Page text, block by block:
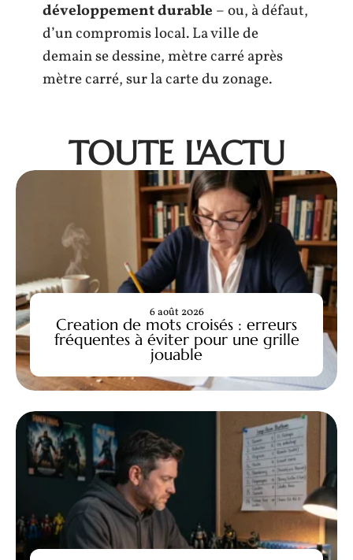
développement durable – ou, à défaut,
d’un compromis local. La ville de
demain se dessine, mètre carré après
mètre carré, sur la carte du zonage.
TOUTE L'ACTU
Creation de mots croisés : erreurs
fréquentes à éviter pour une grille
jouable
6 août 2026